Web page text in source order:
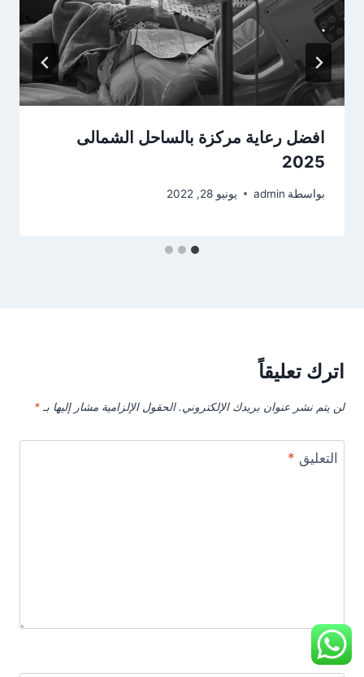
افضل رعاية مركزة بالساحل الشمالى
2025
بواسطة admin يونيو 28, 2022
اترك تعليقاً
لن يتم نشر عنوان بريدك الإلكتروني. الحقول الإلزامية مشار إليها بـ *
التعليق *